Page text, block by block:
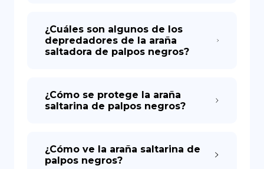
¿Cuáles son algunos de los
depredadores de la araña
saltadora de palpos negros?
¿Cómo se protege la araña
saltarina de palpos negros?
¿Cómo ve la araña saltarina de
palpos negros?